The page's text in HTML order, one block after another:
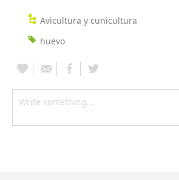
Avicultura y cunicultura
huevo